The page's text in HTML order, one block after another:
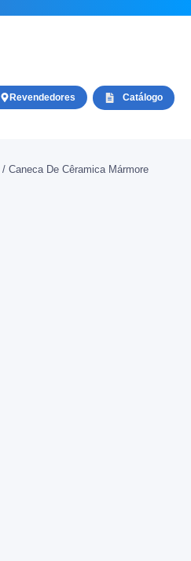
Catálogo
Revendedores
/ Caneca De Cêramica Mármore